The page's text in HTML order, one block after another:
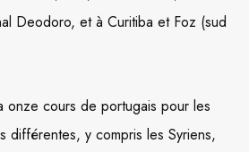
Deodoro, et à Curitiba et Foz (sud
onze cours de portugais pour les
différentes, y compris les Syriens,